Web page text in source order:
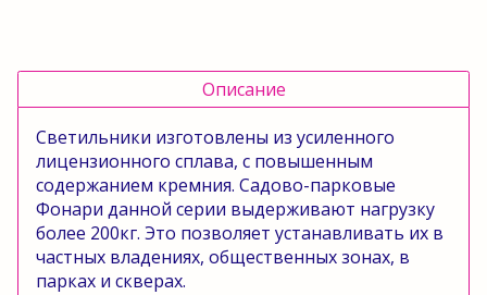
Описание
Светильники изготовлены из усиленного
лицензионного сплава, с повышенным
содержанием кремния. Садово-парковые
Фонари данной серии выдерживают нагрузку
более 200кг. Это позволяет устанавливать их в
частных владениях, общественных зонах, в
парках и скверах.